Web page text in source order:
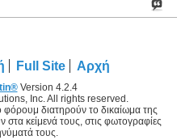
Full Site Αρχή
Version 4.2.4
Inc. All rights reserved.
διατηρούν το δικαίωμα της
στα κείμενά τους, στις φωτογραφίες
τους.